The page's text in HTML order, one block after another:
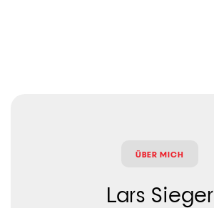
ÜBER MICH
Lars Sieger